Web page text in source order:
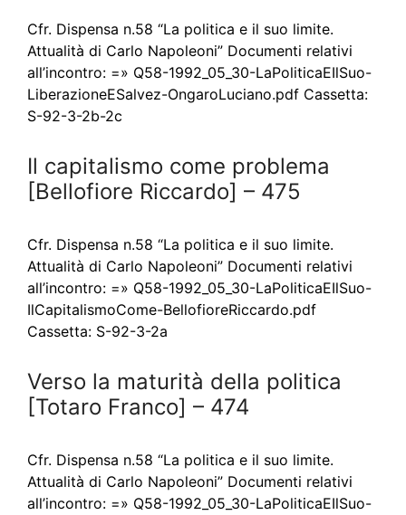
Cfr. Dispensa n.58 “La politica e il suo limite.
Attualità di Carlo Napoleoni” Documenti relativi
all’incontro: =» Q58-1992_05_30-LaPoliticaEIlSuo-
LiberazioneESalvez-OngaroLuciano.pdf Cassetta:
S-92-3-2b-2c
Il capitalismo come problema
[Bellofiore Riccardo] – 475
Cfr. Dispensa n.58 “La politica e il suo limite.
Attualità di Carlo Napoleoni” Documenti relativi
all’incontro: =» Q58-1992_05_30-LaPoliticaEIlSuo-
IlCapitalismoCome-BellofioreRiccardo.pdf
Cassetta: S-92-3-2a
Verso la maturità della politica
[Totaro Franco] – 474
Cfr. Dispensa n.58 “La politica e il suo limite.
Attualità di Carlo Napoleoni” Documenti relativi
all’incontro: =» Q58-1992_05_30-LaPoliticaEIlSuo-